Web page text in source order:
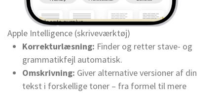
Apple Intelligence (skriveværktøj)
Korrekturlæsning: Finder og retter stave- og
grammatikfejl automatisk.
Omskrivning: Giver alternative versioner af din
tekst i forskellige toner – fra formel til mere